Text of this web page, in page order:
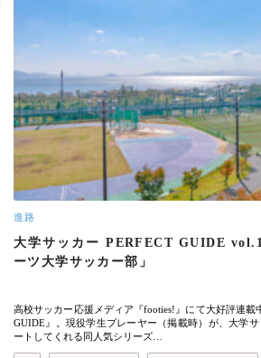
進路
大学サッカー PERFECT GUIDE
ーツ大学サッカー部」
高校サッカー応援メディア『footies!』にて大好評連載
GUIDE』。現役学生プレーヤー（掲載時）が、大学
ートしてくれる同人気シリーズ…